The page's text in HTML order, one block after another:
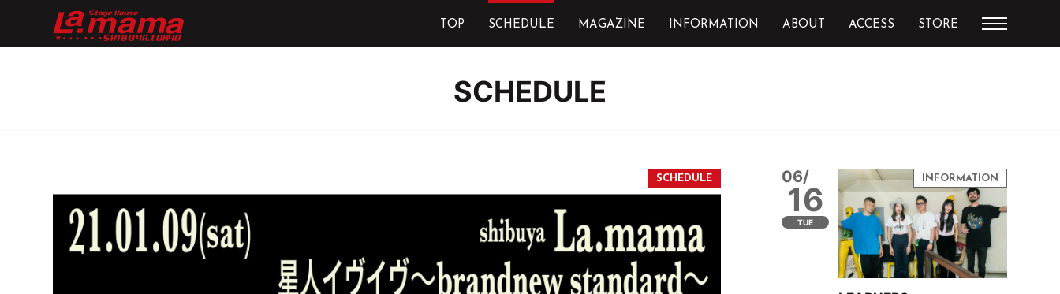
TOP SCHEDULE MAGAZINE INFORMATION ABOUT ACCESS STORE
SCHEDULE
06/
16
TUE